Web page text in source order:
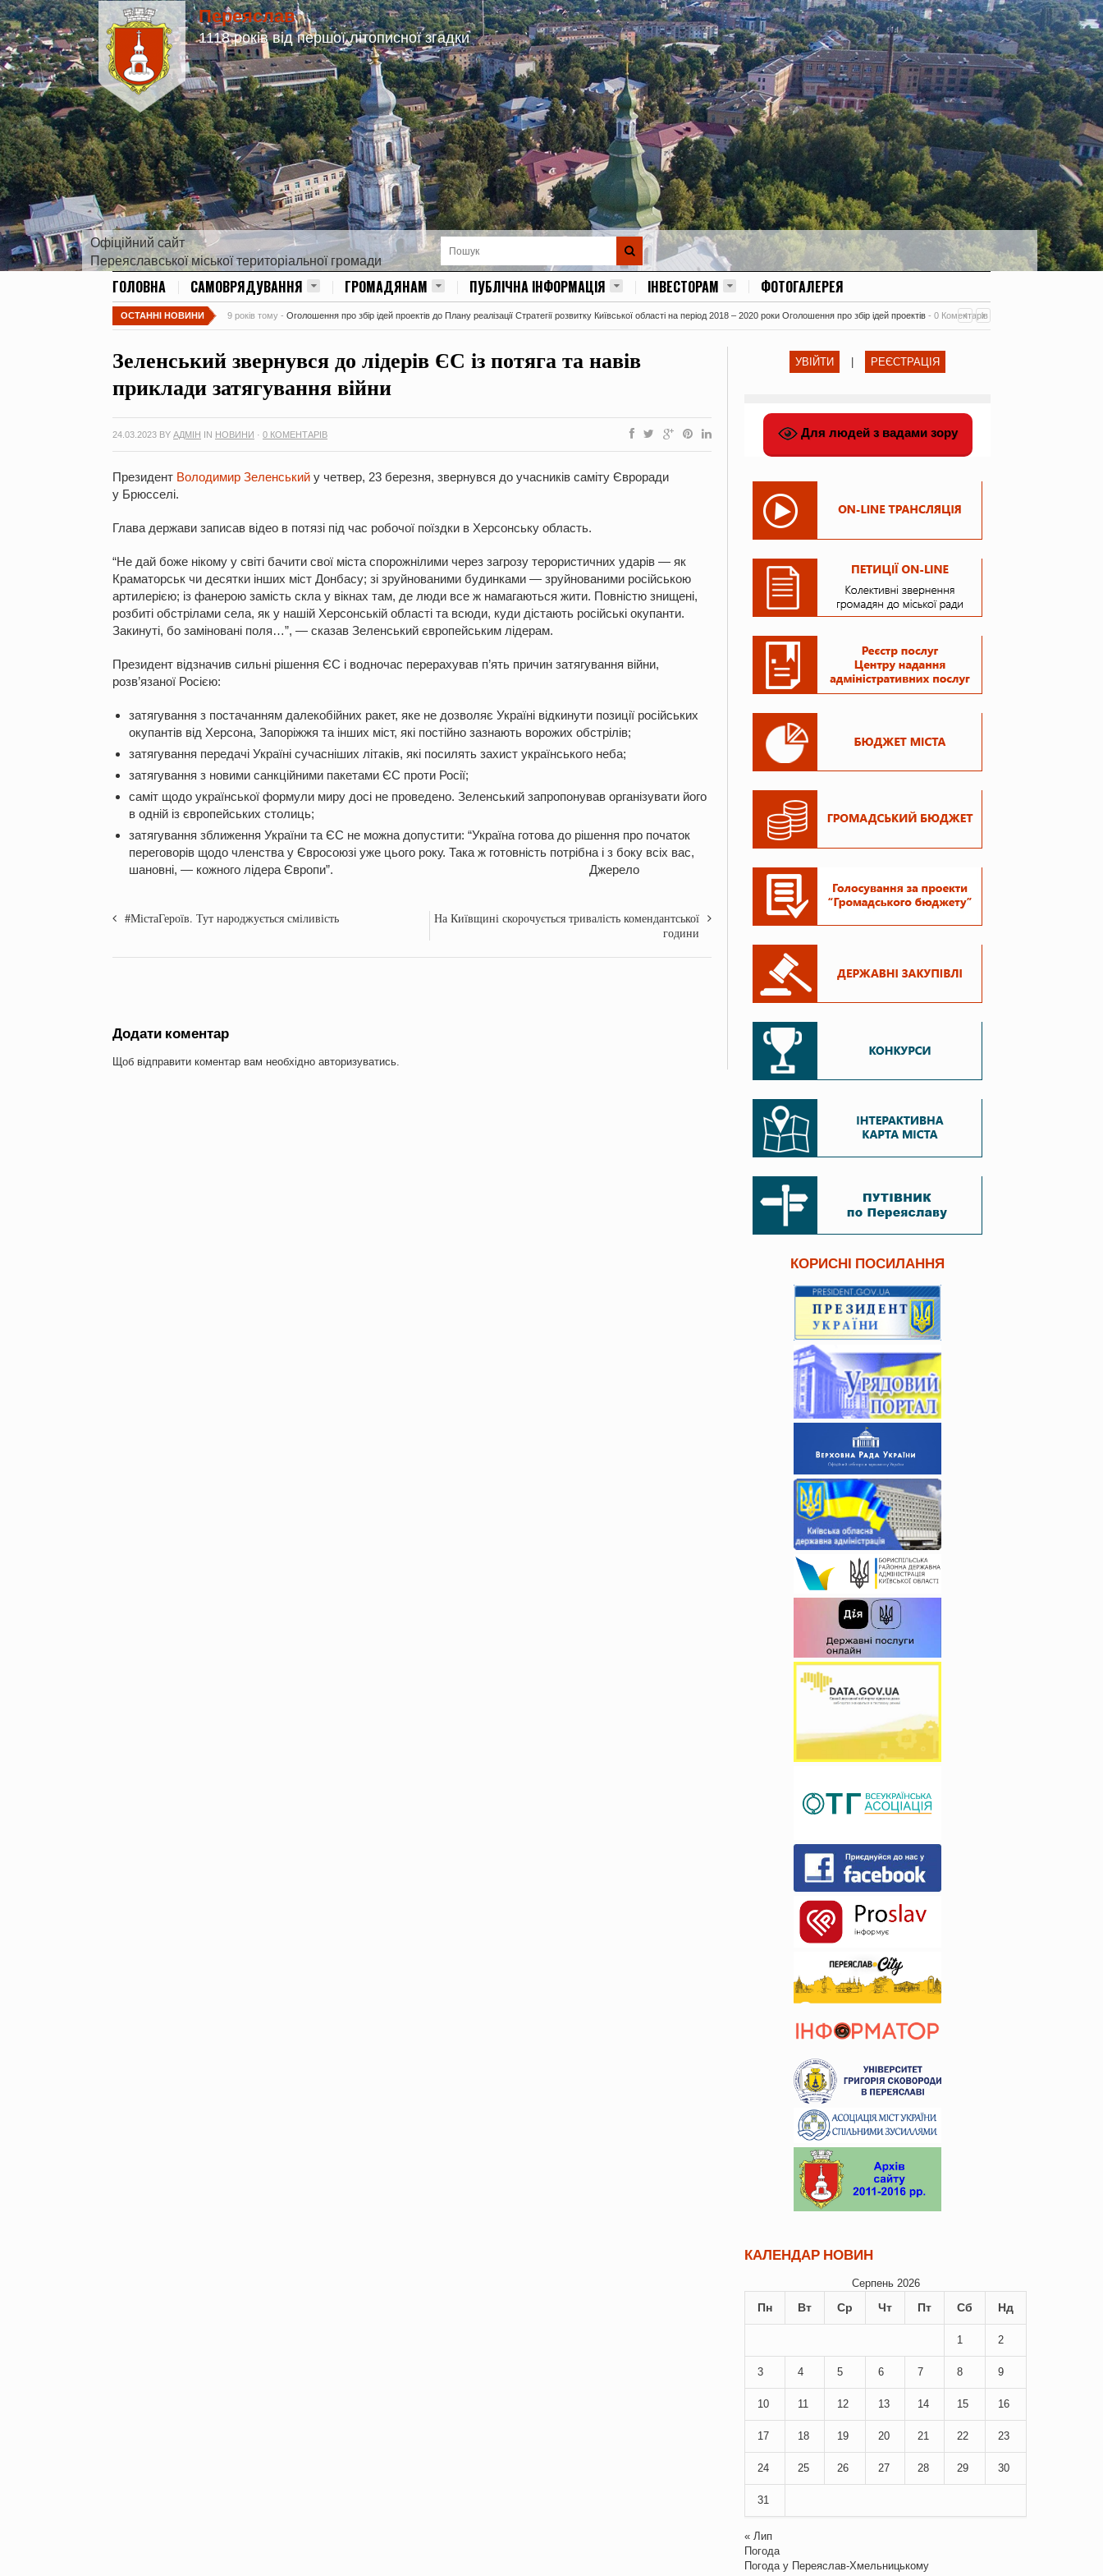
Переяслав
1118 років від першої літописної згадки
Офіційний сайт
Переяславської міської територіальної громади
ГОЛОВНА САМОВРЯДУВАННЯ ГРОМАДЯНАМ ПУБЛІЧНА ІНФОРМАЦІЯ ІНВЕСТОРАМ ФОТОГАЛЕРЕЯ
ОСТАННІ НОВИНИ 9 років тому - Оголошення про збір ідей проектів до Плану реалізації Стратегії розвитку Київської області на період 2018 – 2020 роки Оголошення про збір ідей проектів - 0 Коментарів
Зеленський звернувся до лідерів ЄС із потяга та навів
приклади затягування війни
24.03.2023 BY АДМІН IN НОВИНИ · 0 КОМЕНТАРІВ
Президент Володимир Зеленський у четвер, 23 березня, звернувся до учасників саміту Євроради
у Брюсселі.
Глава держави записав відео в потязі під час робочої поїздки в Херсонську область.
“Не дай боже нікому у світі бачити свої міста спорожнілими через загрозу терористичних ударів — як
Краматорськ чи десятки інших міст Донбасу; зі зруйнованими будинками — зруйнованими російською
артилерією; із фанерою замість скла у вікнах там, де люди все ж намагаються жити. Повністю знищені,
розбиті обстрілами села, як у нашій Херсонській області та всюди, куди дістають російські окупанти.
Закинуті, бо заміновані поля…”, — сказав Зеленський європейським лідерам.
Президент відзначив сильні рішення ЄС і водночас перерахував п’ять причин затягування війни,
розв’язаної Росією:
затягування з постачанням далекобійних ракет, яке не дозволяє Україні відкинути позиції російських
окупантів від Херсона, Запоріжжя та інших міст, які постійно зазнають ворожих обстрілів;
затягування передачі Україні сучасніших літаків, які посилять захист українського неба;
затягування з новими санкційними пакетами ЄС проти Росії;
саміт щодо української формули миру досі не проведено. Зеленський запропонував організувати його
в одній із європейських столиць;
затягування зближення України та ЄС не можна допустити: “Україна готова до рішення про початок
переговорів щодо членства у Євросоюзі уже цього року. Така ж готовність потрібна і з боку всіх вас,
шановні, — кожного лідера Європи”. Джерело
#МістаГероїв. Тут народжується сміливість
На Київщині скорочується тривалість комендантської
години
Додати коментар
Щоб відправити коментар вам необхідно авторизуватись.
УВІЙТИ РЕЄСТРАЦІЯ
Для людей з вадами зору
КОРИСНІ ПОСИЛАННЯ
КАЛЕНДАР НОВИН
Серпень 2026
Пн Вт Ср Чт Пт Сб Нд
1 2
3 4 5 6 7 8 9
10 11 12 13 14 15 16
17 18 19 20 21 22 23
24 25 26 27 28 29 30
31
« Лип
Погода
Погода у Переяслав-Хмельницькому